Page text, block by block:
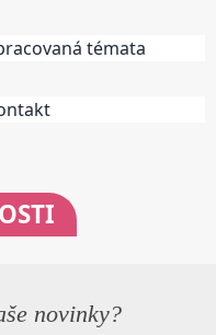
témata
novinky?